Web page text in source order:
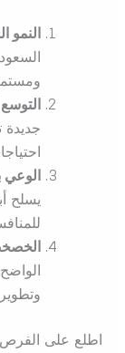
النمو
الوعي
يسلح
اطلع على